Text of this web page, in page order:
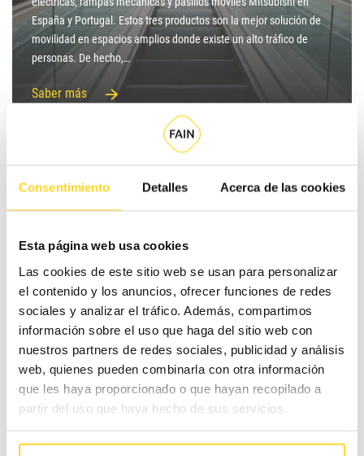
Consentimiento Detalles Acerca de las cookies
Esta página web usa cookies
Las cookies de este sitio web se usan para personalizar
el contenido y los anuncios, ofrecer funciones de redes
sociales y analizar el tráfico. Además, compartimos
información sobre el uso que haga del sitio web con
nuestros partners de redes sociales, publicidad y análisis
web, quienes pueden combinarla con otra información
que les haya proporcionado o que hayan recopilado a
partir del uso que haya hecho de sus servicios.
España y Portugal. Estos tres productos son la mejor solución de
movilidad en espacios amplios donde existe un alto tráfico de
personas. De hecho,…
Saber más
Accesibilidad
Las soluciones de accesibilidad se ha convertido en los últimos
años una prioridad para muchos edificios públicos y comunidades
de vecinos. Estas últimas, de hecho, están obligadas desde 2017 a